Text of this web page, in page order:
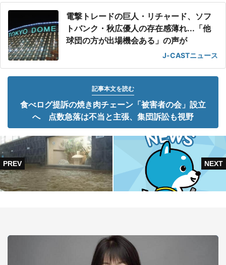
電撃トレードの巨人・リチャード、ソフ
トバンク・秋広優人の存在感薄れ...「他
球団の方が出場機会ある」の声が
J-CASTニュース
記事本文を読む
食べログ提訴の焼き肉チェーン「被害者の会」設立
へ 点数急落は不当と主張、集団訴訟も視野